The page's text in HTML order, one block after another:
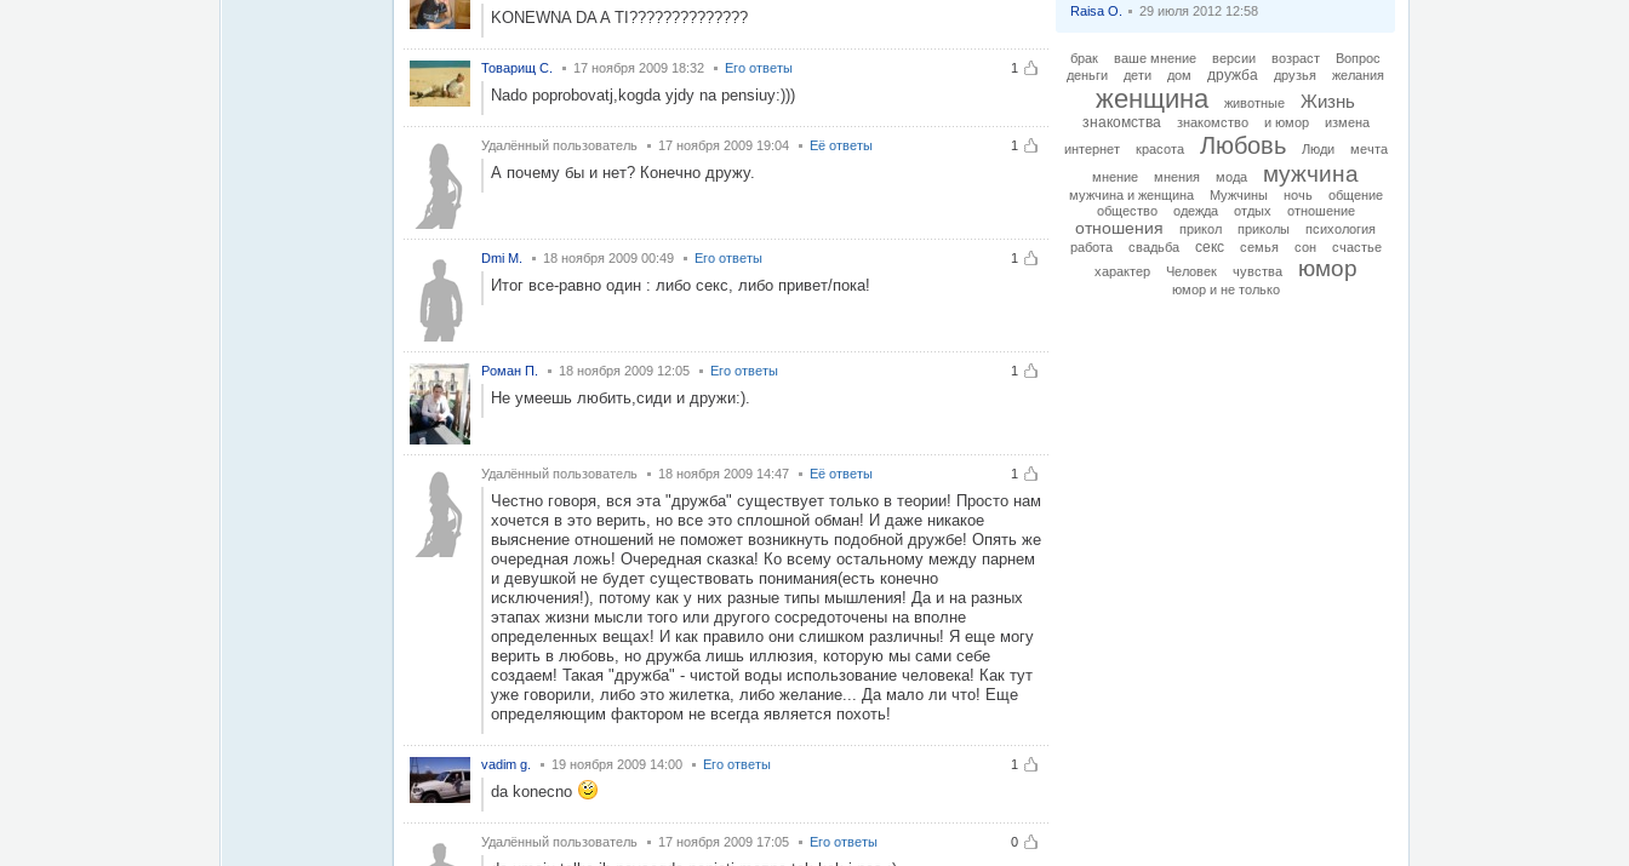
KONEWNA DA A TI??????????????
1
Товарищ С. 17 ноября 2009 18:32 Его ответы
Nado poprobovatj,kogda yjdy na pensiuy:)))
1
Удалённый пользователь 17 ноября 2009 19:04 Её ответы
А почему бы и нет? Конечно дружу.
1
Dmi M. 18 ноября 2009 00:49 Его ответы
Итог все-равно один : либо секс, либо привет/пока!
1
Роман П. 18 ноября 2009 12:05 Его ответы
Не умеешь любить,сиди и дружи:).
1
Удалённый пользователь 18 ноября 2009 14:47 Её ответы
Честно говоря, вся эта "дружба" существует только в теории! Просто нам
хочется в это верить, но все это сплошной обман! И даже никакое
выяснение отношений не поможет возникнуть подобной дружбе! Опять же
очередная ложь! Очередная сказка! Ко всему остальному между парнем
и девушкой не будет существовать понимания(есть конечно
исключения!), потому как у них разные типы мышления! Да и на разных
этапах жизни мысли того или другого сосредоточены на вполне
определенных вещах! И как правило они слишком различны! Я еще могу
верить в любовь, но дружба лишь иллюзия, которую мы сами себе
создаем! Такая "дружба" - чистой воды использование человека! Как тут
уже говорили, либо это жилетка, либо желание... Да мало ли что! Еще
определяющим фактором не всегда является похоть!
1
vadim g. 19 ноября 2009 14:00 Его ответы
da konecno
0
Удалённый пользователь 17 ноября 2009 17:05 Его ответы
Raisa O.
29 июля 2012 12:58
брак ваше мнение версии возраст
Вопрос
деньги
дети дом дружба друзья желания
женщина животные Жизнь
знакомства знакомство и юмор
измена
интернет
красота Любовь Люди
мечта
мнение
мнения мода мужчина
мужчина и женщина Мужчины ночь
общение
общество
одежда отдых отношение
отношения прикол приколы
психология
работа
свадьба секс семья сон
счастье
характер
Человек чувства юмор
юмор и не только